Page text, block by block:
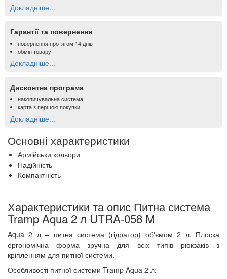
Докладніше...
Гарантії та повернення
повернення протягом 14 днів
обмін товару
Докладніше...
Дисконтна програма
накопичувальна система
карта з першою покупки
Докладніше...
Основні характеристики
Армійськи кольори
Надійність
Компактність
Характеристики та опис Питна система
Tramp Aqua 2 л UTRA-058 M
Aqua 2 л – питна система (гідратор) об'ємом 2 л. Плоска
ергономічна форма зручна для всіх типів рюкзаків з
кріпленням для питної системи.
Особливості питної системи Tramp Aqua 2 л: